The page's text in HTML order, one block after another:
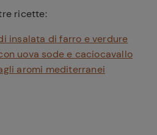
ricette:
insalata di farro e verdure
uova sode e caciocavallo
aromi mediterranei